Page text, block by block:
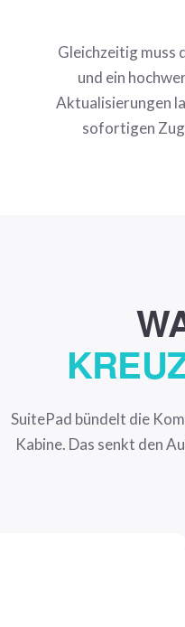
Gleichzeitig muss
und ein
Aktualisierungen
sofortigen
SuitePad bündelt die
Kabine. Das senkt den